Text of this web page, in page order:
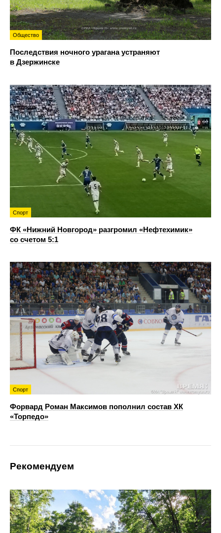
Общество
Последствия ночного урагана устраняют
в Дзержинске
Спорт
ФК «Нижний Новгород» разгромил «Нефтехимик»
со счетом 5:1
Спорт
Форвард Роман Максимов пополнил состав ХК
«Торпедо»
Рекомендуем